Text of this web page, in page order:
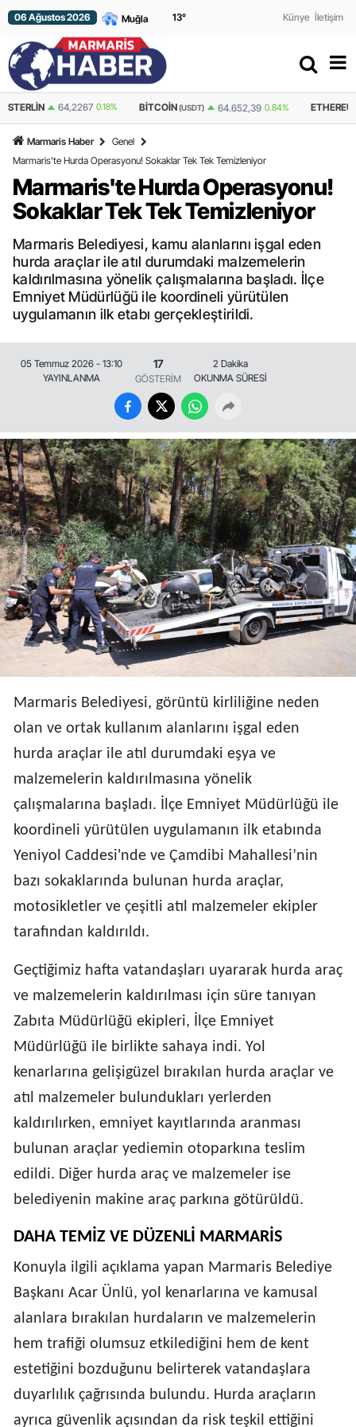
06 Ağustos 2026 13° Künye İletişim
64,2267 0.18% BITCOIN(USDT) 64.652,39 0.84% ETHEREUM
Marmaris Haber
Genel
Marmaris'te Hurda Operasyonu! Sokaklar Tek Tek Temizleniyor
Marmaris'te Hurda Operasyonu!
Sokaklar Tek Tek Temizleniyor
Marmaris Belediyesi, kamu alanlarını işgal eden
hurda araçlar ile atıl durumdaki malzemelerin
kaldırılmasına yönelik çalışmalarına başladı. İlçe
Emniyet Müdürlüğü ile koordineli yürütülen
uygulamanın ilk etabı gerçekleştirildi.
05 Temmuz 2026 - 13:10
YAYINLANMA
17
GÖSTERİM
2 Dakika
OKUNMA SÜRESİ
Marmaris Belediyesi, görüntü kirliliğine neden
olan ve ortak kullanım alanlarını işgal eden
hurda araçlar ile atıl durumdaki eşya ve
malzemelerin kaldırılmasına yönelik
çalışmalarına başladı. İlçe Emniyet Müdürlüğü ile
koordineli yürütülen uygulamanın ilk etabında
Yeniyol Caddesi'nde ve Çamdibi Mahallesi’nin
bazı sokaklarında bulunan hurda araçlar,
motosikletler ve çeşitli atıl malzemeler ekipler
tarafından kaldırıldı.
Geçtiğimiz hafta vatandaşları uyararak hurda araç
ve malzemelerin kaldırılması için süre tanıyan
Zabıta Müdürlüğü ekipleri, İlçe Emniyet
Müdürlüğü ile birlikte sahaya indi. Yol
kenarlarına gelişigüzel bırakılan hurda araçlar ve
atıl malzemeler bulundukları yerlerden
kaldırılırken, emniyet kayıtlarında aranması
bulunan araçlar yediemin otoparkına teslim
edildi. Diğer hurda araç ve malzemeler ise
belediyenin makine araç parkına götürüldü.
DAHA TEMİZ VE DÜZENLİ MARMARİS
Konuyla ilgili açıklama yapan Marmaris Belediye
Başkanı Acar Ünlü, yol kenarlarına ve kamusal
alanlara bırakılan hurdaların ve malzemelerin
hem trafiği olumsuz etkilediğini hem de kent
estetiğini bozduğunu belirterek vatandaşlara
duyarlılık çağrısında bulundu. Hurda araçların
ayrıca güvenlik açısından da risk teşkil ettiğini